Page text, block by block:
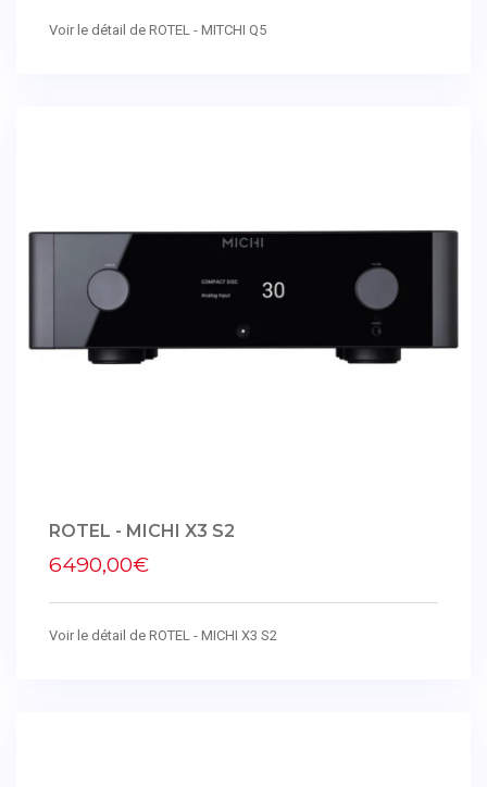
Voir le détail de ROTEL - MITCHI Q5
ROTEL - MICHI X3 S2
6490,00€
Voir le détail de ROTEL - MICHI X3 S2